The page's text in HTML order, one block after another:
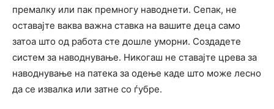
премалку или пак премногу наводнети. Сепак, не
оставајте ваква важна ставка на вашите деца само
затоа што од работа сте дошле уморни. Создадете
систем за наводнување. Никогаш не ставајте црева за
наводнување на патека за одење каде што може лесно
да се извалка или затне со ѓубре.